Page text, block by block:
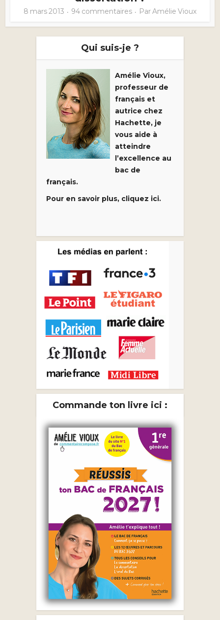
8 mars 2013 94 commentaires ParAmélie Vioux
Qui suis-je ?
Amélie Vioux,
professeur de
français et
autrice chez
Hachette, je
vous aide à
atteindre
l’excellence au
bac de
français.
Pour en savoir plus, cliquez ici.
Commande ton livre ici :